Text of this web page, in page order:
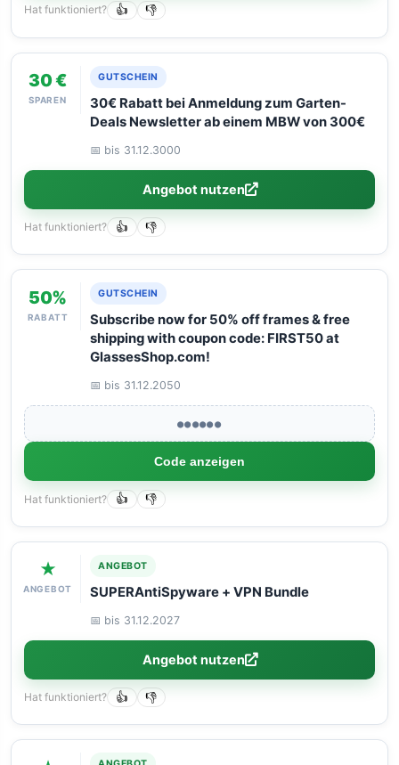
Hat funktioniert? 👍 👎
30 €
SPAREN
GUTSCHEIN
30€ Rabatt bei Anmeldung zum Garten-
Deals Newsletter ab einem MBW von 300€
📅 bis 31.12.3000
Angebot nutzen
Hat funktioniert? 👍 👎
50%
RABATT
GUTSCHEIN
Subscribe now for 50% off frames & free
shipping with coupon code: FIRST50 at
GlassesShop.com!
📅 bis 31.12.2050
●●●●●●
Code anzeigen
Hat funktioniert? 👍 👎
★
ANGEBOT
ANGEBOT
SUPERAntiSpyware + VPN Bundle
📅 bis 31.12.2027
Angebot nutzen
Hat funktioniert? 👍 👎